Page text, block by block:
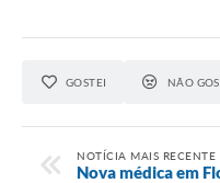
GOSTEI NÃO
NOTÍCIA MAIS RECENTE
Nova médica em